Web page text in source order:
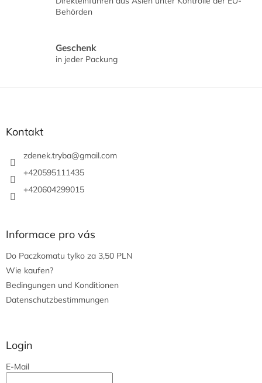
L
Behörden
Geschenk
in jeder Packung
Kontakt
zdenek.tryba@gmail.com
+420595111435
+420604299015
Informace pro vás
Do Paczkomatu tylko za 3,50 PLN
Wie kaufen?
Bedingungen und Konditionen
Datenschutzbestimmungen
Login
E-Mail